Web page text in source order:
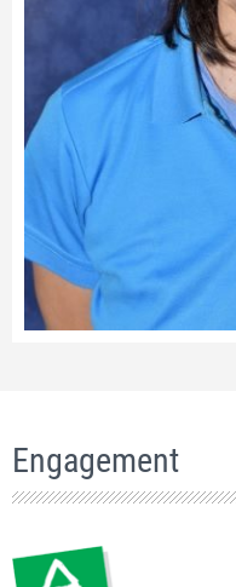
Engagement